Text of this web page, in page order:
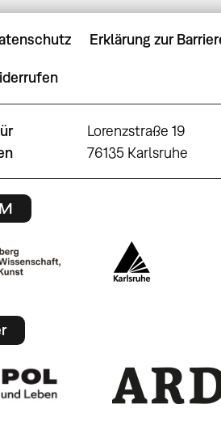
Erklärung zur
Lorenzstraße 19
76135 Karlsruhe